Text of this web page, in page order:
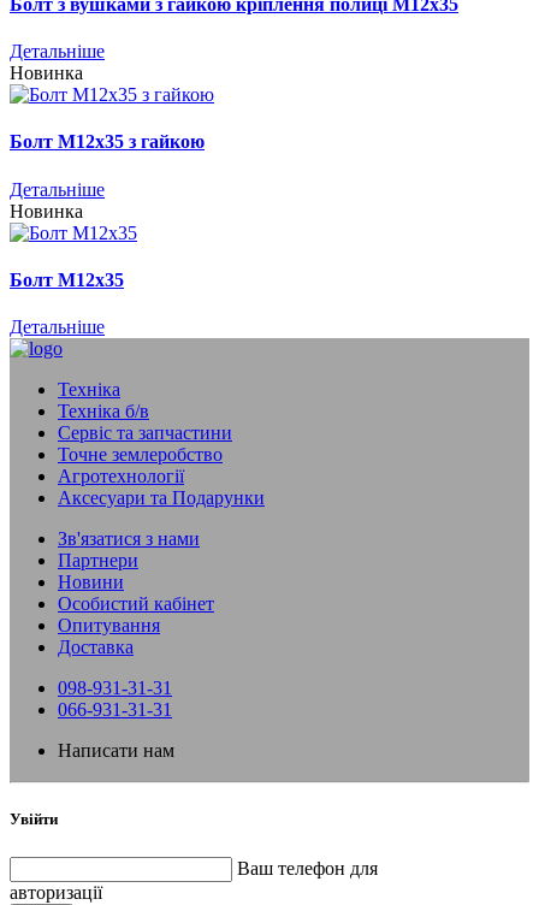
Детальніше
Новинка
Болт М12х35 з гайкою
Детальніше
Новинка
Болт М12х35
Детальніше
Техніка
Техніка б/в
Сервіс та запчастини
Точне землеробство
Агротехнології
Аксесуари та Подарунки
Зв'язатися з нами
Партнери
Новини
Особистий кабінет
Опитування
Доставка
098-931-31-31
066-931-31-31
Написати нам
Увійти
Ваш телефон для
авторизації